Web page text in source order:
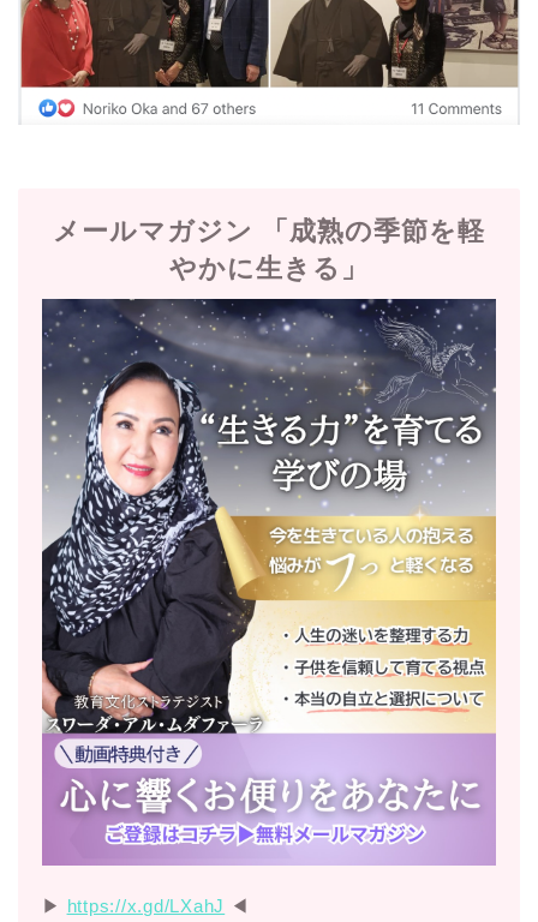
メールマガジン 「成熟の季節を軽
やかに生きる」
▶︎ https://x.gd/LXahJ ◀︎